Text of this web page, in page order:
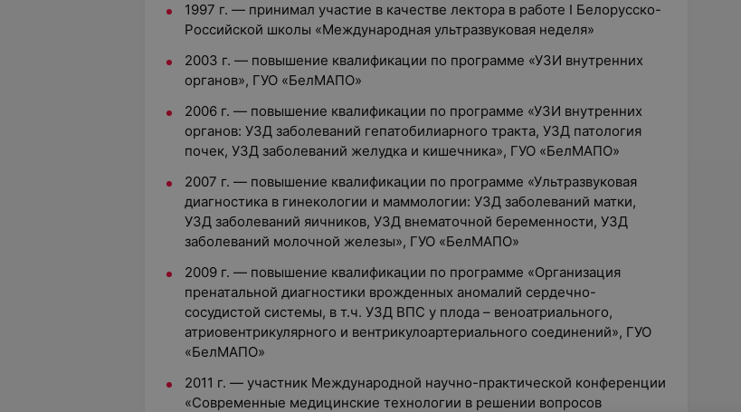
1997 г. — принимал участие в качестве лектора в работе I Белорусско-
Российской школы «Международная ультразвуковая неделя»
2003 г. — повышение квалификации по программе «УЗИ внутренних
органов», ГУО «БелМАПО»
2006 г. — повышение квалификации по программе «УЗИ внутренних
органов: УЗД заболеваний гепатобилиарного тракта, УЗД патология
почек, УЗД заболеваний желудка и кишечника», ГУО «БелМАПО»
2007 г. — повышение квалификации по программе «Ультразвуковая
диагностика в гинекологии и маммологии: УЗД заболеваний матки,
УЗД заболеваний яичников, УЗД внематочной беременности, УЗД
заболеваний молочной железы», ГУО «БелМАПО»
2009 г. — повышение квалификации по программе «Организация
пренатальной диагностики врожденных аномалий сердечно-
сосудистой системы, в т.ч. УЗД ВПС у плода – веноатриального,
атриовентрикулярного и вентрикулоартериального соединений», ГУО
«БелМАПО»
2011 г. — участник Международной научно-практической конференции
«Современные медицинские технологии в решении вопросов